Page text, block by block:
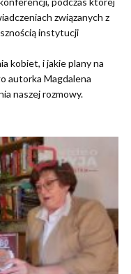
związanych z
instytucji
kobiet, i jakie plany na
autorka Magdalena
naszej rozmowy.